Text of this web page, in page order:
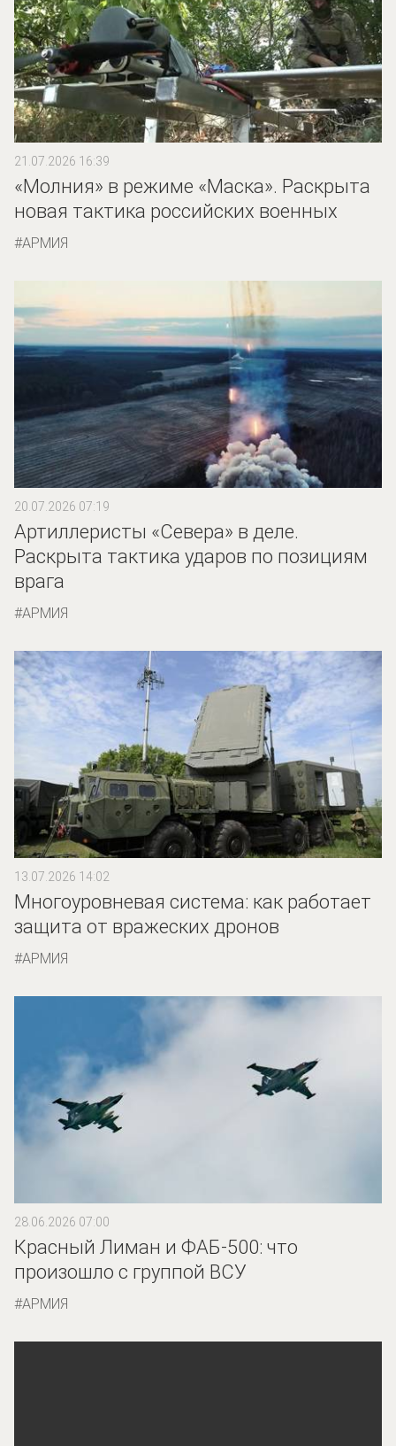
21.07.2026 16:39
«Молния» в режиме «Маска». Раскрыта
новая тактика российских военных
АРМИЯ
20.07.2026 07:19
Артиллеристы «Севера» в деле.
Раскрыта тактика ударов по позициям
врага
АРМИЯ
13.07.2026 14:02
Многоуровневая система: как работает
защита от вражеских дронов
АРМИЯ
28.06.2026 07:00
Красный Лиман и ФАБ-500: что
произошло с группой ВСУ
АРМИЯ